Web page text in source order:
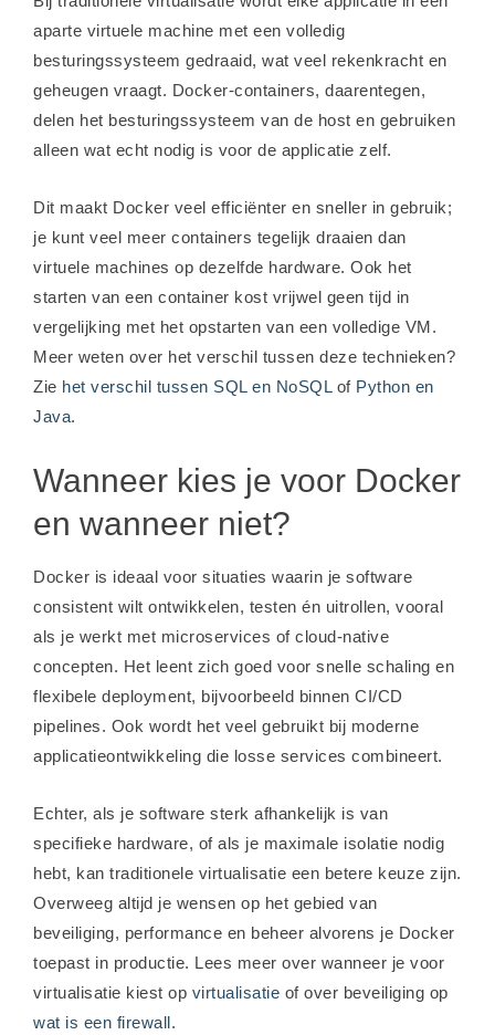
aparte virtuele machine met een volledig
besturingssysteem gedraaid, wat veel rekenkracht en
geheugen vraagt. Docker-containers, daarentegen,
delen het besturingssysteem van de host en gebruiken
alleen wat echt nodig is voor de applicatie zelf.
Dit maakt Docker veel efficiënter en sneller in gebruik;
je kunt veel meer containers tegelijk draaien dan
virtuele machines op dezelfde hardware. Ook het
starten van een container kost vrijwel geen tijd in
vergelijking met het opstarten van een volledige VM.
Meer weten over het verschil tussen deze technieken?
Zie het verschil tussen SQL en NoSQLof Python en
Java.
Wanneer kies je voor Docker
en wanneer niet?
Docker is ideaal voor situaties waarin je software
consistent wilt ontwikkelen, testen én uitrollen, vooral
als je werkt met microservices of cloud-native
concepten. Het leent zich goed voor snelle schaling en
flexibele deployment, bijvoorbeeld binnen CI/CD
pipelines. Ook wordt het veel gebruikt bij moderne
applicatieontwikkeling die losse services combineert.
Echter, als je software sterk afhankelijk is van
specifieke hardware, of als je maximale isolatie nodig
hebt, kan traditionele virtualisatie een betere keuze zijn.
Overweeg altijd je wensen op het gebied van
beveiliging, performance en beheer alvorens je Docker
toepast in productie. Lees meer over wanneer je voor
virtualisatie kiest op virtualisatie of over beveiliging op
wat is een firewall.